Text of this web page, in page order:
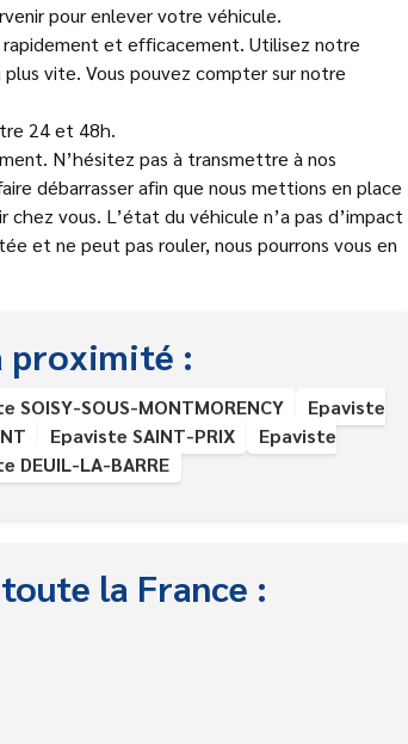
pour enlever votre véhicule.
rapidement et efficacement. Utilisez notre
vite. Vous pouvez compter sur notre
24 et 48h.
N’hésitez pas à transmettre à nos
débarrasser afin que nous mettions en place
chez vous. L’état du véhicule n’a pas d’impact
et ne peut pas rouler, nous pourrons vous en
proximité :
SOISY-SOUS-MONTMORENCY
Epaviste
Epaviste SAINT-PRIX
Epaviste
DEUIL-LA-BARRE
la France :